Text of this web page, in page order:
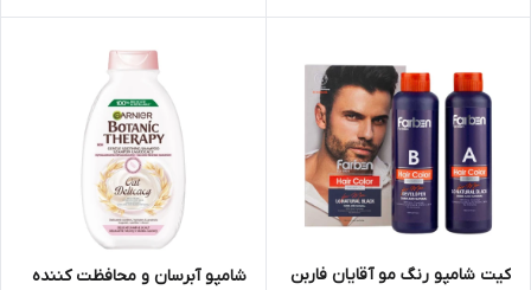
کیت شامپو رنگ مو آقایان فاربن
شامپو آبرسان و محافظت کننده